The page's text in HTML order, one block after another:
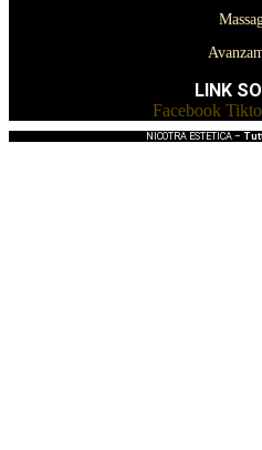
LINK
Facebook
NICOTRA ESTETICA –